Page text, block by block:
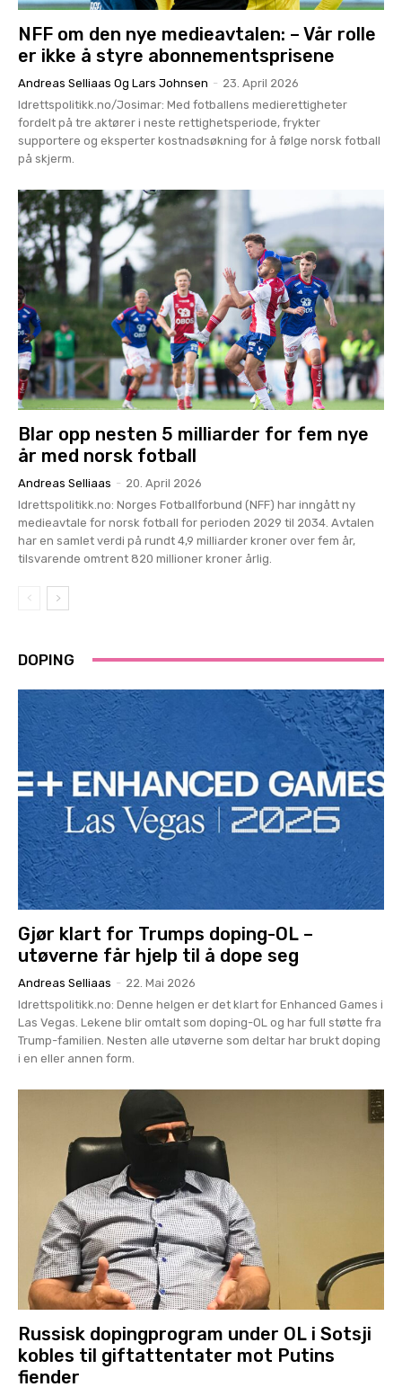
NFF om den nye medieavtalen: – Vår rolle
er ikke å styre abonnementsprisene
Andreas Selliaas Og Lars Johnsen - 23. April 2026
Idrettspolitikk.no/Josimar: Med fotballens medierettigheter
fordelt på tre aktører i neste rettighetsperiode, frykter
supportere og eksperter kostnadsøkning for å følge norsk fotball
på skjerm.
Blar opp nesten 5 milliarder for fem nye
år med norsk fotball
Andreas Selliaas - 20. April 2026
Idrettspolitikk.no: Norges Fotballforbund (NFF) har inngått ny
medieavtale for norsk fotball for perioden 2029 til 2034. Avtalen
har en samlet verdi på rundt 4,9 milliarder kroner over fem år,
tilsvarende omtrent 820 millioner kroner årlig.
DOPING
Gjør klart for Trumps doping-OL –
utøverne får hjelp til å dope seg
Andreas Selliaas - 22. Mai 2026
Idrettspolitikk.no: Denne helgen er det klart for Enhanced Games i
Las Vegas. Lekene blir omtalt som doping-OL og har full støtte fra
Trump-familien. Nesten alle utøverne som deltar har brukt doping
i en eller annen form.
Russisk dopingprogram under OL i Sotsji
kobles til giftattentater mot Putins
fiender